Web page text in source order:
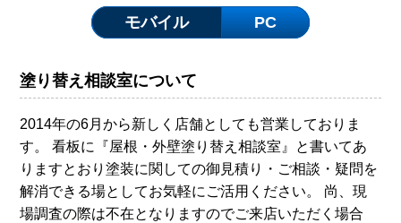
モバイル PC
塗り替え相談室について
2014年の6月から新しく店舗としても営業しておりま
す。 看板に『屋根・外壁塗り替え相談室』と書いてあ
りますとおり塗装に関しての御見積り・ご相談・疑問を
解消できる場としてお気軽にご活用ください。 尚、現
場調査の際は不在となりますのでご来店いただく場合